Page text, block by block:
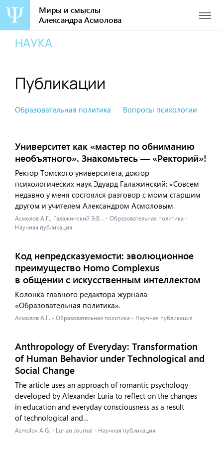
содержанию
Миры и смыслы
Александра Асмолова
НАУКА
Публикации
Образовательная политика Вопросы психологии
Университет как «мастер по обниманию
необъятного». Знакомьтесь — «Ректорий»!
Ректор Томского университета, доктор
психологических наук Эдуард Галажинский: «Совсем
недавно у меня состоялся разговор с моим старшим
другом и учителем Александром Асмоловым.
Асмолов А.Г., Галажинский Э.В. . - Образовательная политика -
Научная публикация
Код непредсказуемости: эволюционное
преимущество Homo Complexus
в общении с искусственным интеллектом
Колонка главного редактора журнала
«Образовательная политика».
Асмолов А.Г. - Образовательная политика - Научная публикация
Anthropology of Everyday: Transformation
of Human Behavior under Technological and
Social Change
The article uses an approach of romantic psychology
developed by Alexander Luria to reflect on the changes
in education and everyday consciousness as a result
of technological and…
Asmolov A.G. - Lurian Journal - Научная публикация